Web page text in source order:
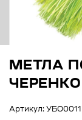
МЕТЛА
Артикул: УБО0011